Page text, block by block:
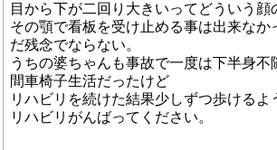
目から下が二回り大きいってどういう顔
その顎で看板を受け止める事は出来なか
だ残念でならない。
うちの婆ちゃんも事故で一度は下半身不
間車椅子生活だったけど
リハビリを続けた結果少しずつ歩けるよ
リハビリがんばってください。